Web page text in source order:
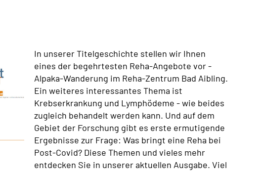
In unserer Titelgeschichte stellen wir Ihnen
eines der begehrtesten Reha-Angebote vor -
Alpaka-Wanderung im Reha-Zentrum Bad Aibling.
Ein weiteres interessantes Thema ist
Krebserkrankung und Lymphödeme - wie beides
zugleich behandelt werden kann. Und auf dem
Gebiet der Forschung gibt es erste ermutigende
Ergebnisse zur Frage: Was bringt eine Reha bei
Post-Covid? Diese Themen und vieles mehr
entdecken Sie in unserer aktuellen Ausgabe. Viel